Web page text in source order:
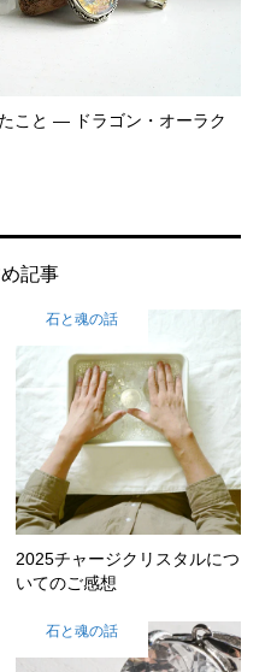
こと ― ドラゴン・オーラク
記事
石と魂の話
2025チャージクリスタルにつ
いてのご感想
石と魂の話